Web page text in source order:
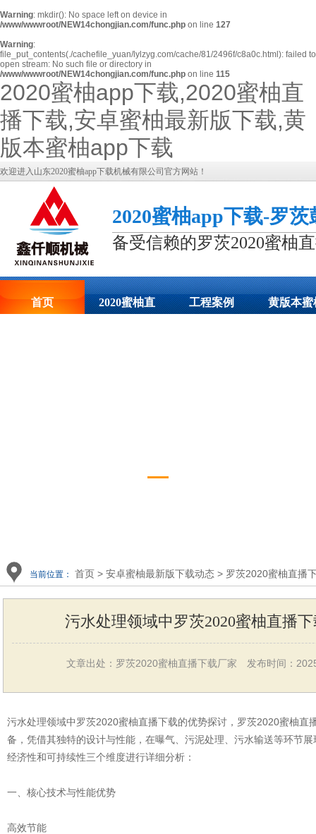
Warning: mkdir(): No space left on device in
/www/wwwroot/NEW14chongjian.com/func.php on line 127
Warning:
file_put_contents(./cachefile_yuan/lylzyg.com/cache/81/2496f/c8a0c.html): failed to
open stream: No such file or directory in
/www/wwwroot/NEW14chongjian.com/func.php on line 115
2020蜜柚app下载,2020蜜柚直
播下载,安卓蜜柚最新版下载,黄
版本蜜柚app下载
欢迎进入山东2020蜜柚app下载机械有限公司官方网站！
2020蜜柚app下载-罗
备受信赖的罗茨2020蜜柚
首页 2020蜜柚直 工程案例 黄版本蜜
当前位置： 首页 > 安卓蜜柚最新版下载动态 > 罗茨2020蜜柚直播
污水处理领域中罗茨2020蜜柚直播
文章出处：罗茨2020蜜柚直播下载厂家 发布时间：
污水处理领域中罗茨2020蜜柚直播下载的优势探讨，罗茨2020蜜柚直
备，凭借其独特的设计与性能，在曝气、污泥处理、污水输送等环节
经济性和可持续性三个维度进行详细分析：
一、核心技术与性能优势
高效节能